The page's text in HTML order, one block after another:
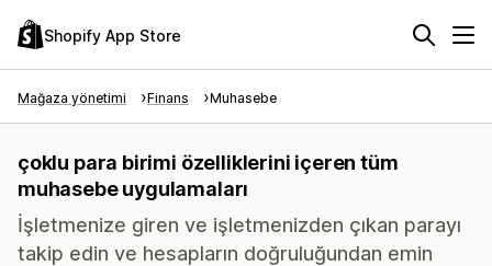
Shopify App Store
Mağaza yönetimi Finans Muhasebe
çoklu para birimi özelliklerini içeren tüm
muhasebe uygulamaları
İşletmenize giren ve işletmenizden çıkan parayı
takip edin ve hesapların doğruluğundan emin